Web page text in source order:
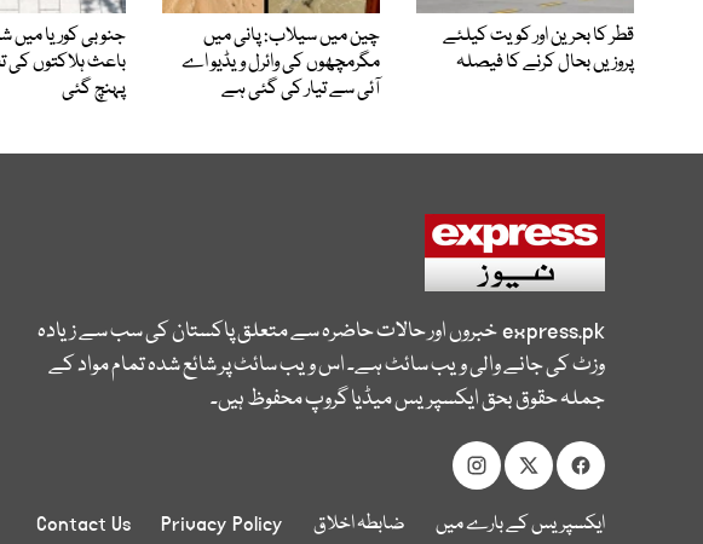
قطر کا بحرین اور کویت کیلئے
پروزیں بحال کرنے کا فیصلہ
چین میں سیلاب: پانی میں
مگرمچھوں کی وائرل ویڈیو اے
آئی سے تیار کی گئی ہے
جنوبی کوریا میں
پہنچ گئی
express.pkخبروں اور حالات حاضرہ سے متعلق پاکستان کی سب سے زیادہ
وزٹ کی جانے والی ویب سائٹ ہے۔ اس ویب سائٹ پر شائع شدہ تمام مواد کے
جملہ حقوق بحق ایکسپریس میڈیا گروپ محفوظ ہیں۔
ایکسپریس کے بارے میں ضابطہ اخلاق Privacy Policy
Contact Us